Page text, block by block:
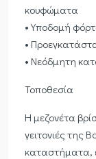
κουφώματα
• Υποδομή
•
• Νεόδμητη
Τοποθεσία
Η μεζονέτα
γειτονιές της
καταστήματα,